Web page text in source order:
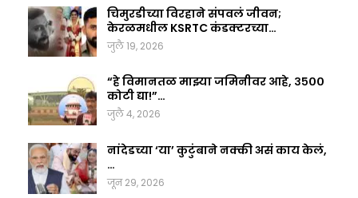
चिमुरडीच्या विरहाने संपवलं जीवन;
केरळमधील KSRTC कंडक्टरच्या…
जुलै 19, 2026
“हे विमानतळ माझ्या जमिनीवर आहे, ३५००
कोटी द्या!”…
जुलै 4, 2026
नांदेडच्या ‘या’ कुटुंबाने नक्की असं काय केलं,
…
जून 29, 2026